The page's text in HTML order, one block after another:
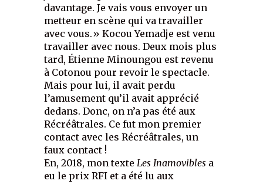
davantage. Je vais vous envoyer un
metteur en scène qui va travailler
avec vous.» Kocou Yemadje est venu
travailler avec nous. Deux mois plus
tard, Étienne Minoungou est revenu
à Cotonou pour revoir le spectacle.
Mais pour lui, il avait perdu
l’amusement qu’il avait apprécié
dedans. Donc, on n’a pas été aux
Récréâtrales. Ce fut mon premier
contact avec les Récréâtrales, un
faux contact !
En, 2018, mon texteLes Inamovibles a
eu le prix RFI et a été lu aux